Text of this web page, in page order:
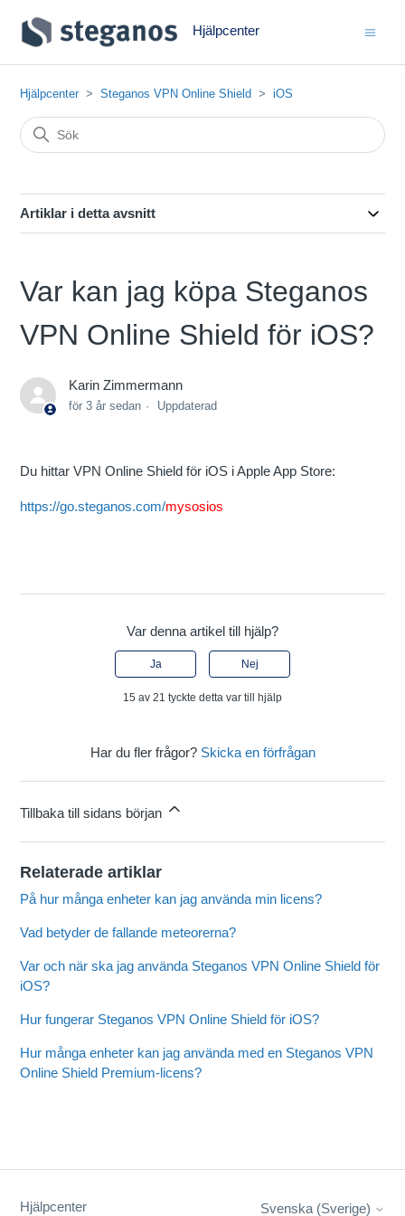
Hjälpcenter
Hjälpcenter Steganos VPN Online Shield iOS
Artiklar i detta avsnitt
Var kan jag köpa Steganos
VPN Online Shield för iOS?
Karin Zimmermann
för 3 år sedan Uppdaterad
Du hittar VPN Online Shield för iOS i Apple App Store:
https://go.steganos.com/mysosios
Var denna artikel till hjälp?
Ja Nej
15 av 21 tyckte detta var till hjälp
Har du fler frågor? Skicka en förfrågan
Tillbaka till sidans början
Relaterade artiklar
På hur många enheter kan jag använda min licens?
Vad betyder de fallande meteorerna?
Var och när ska jag använda Steganos VPN Online Shield för
iOS?
Hur fungerar Steganos VPN Online Shield för iOS?
Hur många enheter kan jag använda med en Steganos VPN
Online Shield Premium-licens?
Hjälpcenter Svenska (Sverige)